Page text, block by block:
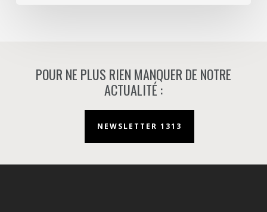
POUR NE PLUS RIEN MANQUER DE NOTRE
ACTUALITÉ :
NEWSLETTER 1313